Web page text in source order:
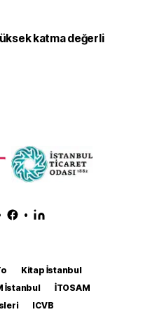
katma değerli
•
Kitap İstanbul
İstanbul
İTOSAM
ICVB